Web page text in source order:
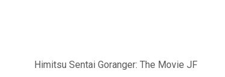
Himitsu Sentai Goranger: The Movie JF